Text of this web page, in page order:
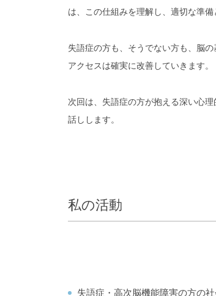
は、この仕組みを理解し、適切な準備
失語症の方も、そうでない方も、脳
アクセスは確実に改善していきます。
次回は、失語症の方が抱える深い心
話しします。
私の活動
失語症・高次脳機能障害の方の